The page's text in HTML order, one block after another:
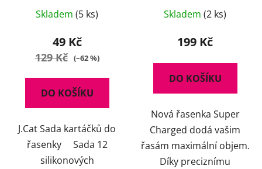
Skladem (5 ks)
49 Kč
129 Kč (–62 %)
DO KOŠÍKU
J.Cat Sada kartáčků do
řasenky Sada 12
silikonových
hodnocení
produktu
5,0
z
hvězdiček.
Skladem (2 ks)
199 Kč
DO KOŠÍKU
Nová řasenka Super
Charged dodá vašim
řasám maximální objem.
Díky preciznímu